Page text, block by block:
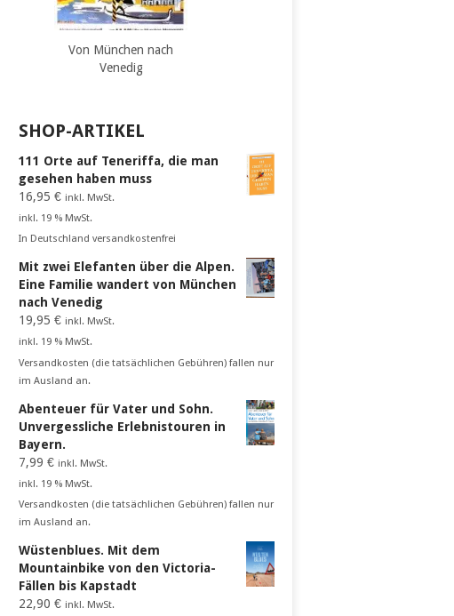
Von München nach
Venedig
SHOP-ARTIKEL
111 Orte auf Teneriffa, die man
gesehen haben muss
16,95€ inkl. MwSt.
inkl. 19 % MwSt.
In Deutschland versandkostenfrei
Mit zwei Elefanten über die Alpen.
Eine Familie wandert von München
nach Venedig
19,95€ inkl. MwSt.
inkl. 19 % MwSt.
Versandkosten (die tatsächlichen Gebühren) fallen nur
im Ausland an.
Abenteuer für Vater und Sohn.
Unvergessliche Erlebnistouren in
Bayern.
7,99€ inkl. MwSt.
inkl. 19 % MwSt.
Versandkosten (die tatsächlichen Gebühren) fallen nur
im Ausland an.
Wüstenblues. Mit dem
Mountainbike von den Victoria-
Fällen bis Kapstadt
22,90€ inkl. MwSt.